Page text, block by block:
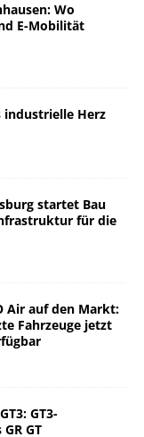
Wo
E-Mobilität
industrielle Herz
startet Bau
für die
Air auf den Markt:
Fahrzeuge jetzt
GT3-
GT